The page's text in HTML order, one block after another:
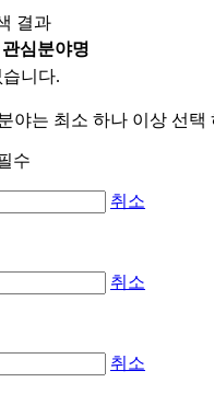
결과
관심분야명
니다.
야는 최소 하나 이상 선택
취소
취소
취소